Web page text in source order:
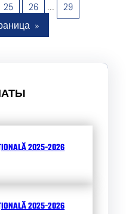
25 26 …
29
»
2025-2026
2025-2026